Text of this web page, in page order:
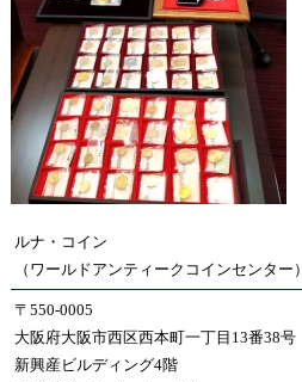
ルナ・コイン
（ワールドアンティークコインセンター）
〒550-0005
大阪府大阪市西区西本町一丁目13番38号
新興産ビルディング4階